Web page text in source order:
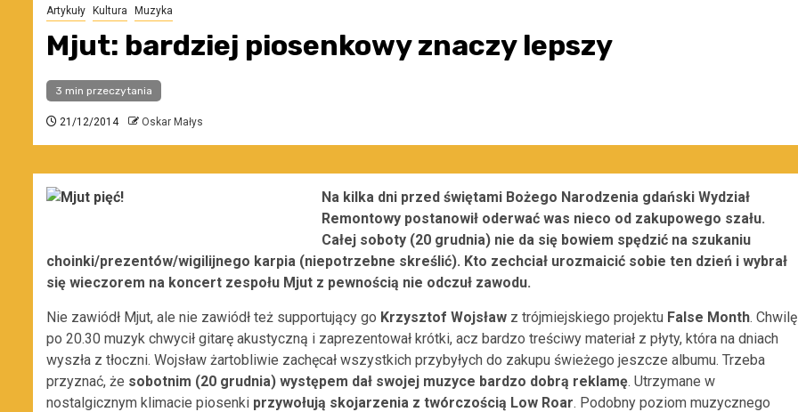
Artykuły Kultura Muzyka
Mjut: bardziej piosenkowy znaczy lepszy
3 min przeczytania
21/12/2014 Oskar Małys
Na kilka dni przed świętami Bożego Narodzenia gdański Wydział
Remontowy postanowił oderwać was nieco od zakupowego szału.
Całej soboty (20 grudnia) nie da się bowiem spędzić na szukaniu
choinki/prezentów/wigilijnego karpia (niepotrzebne skreślić). Kto zechciał urozmaicić sobie ten dzień i wybrał
się wieczorem na koncert zespołu Mjut z pewnością nie odczuł zawodu.
Nie zawiódł Mjut, ale nie zawiódł też supportujący go Krzysztof Wojsław z trójmiejskiego projektu False Month. Chwilę
po 20.30 muzyk chwycił gitarę akustyczną i zaprezentował krótki, acz bardzo treściwy materiał z płyty, która na dniach
wyszła z tłoczni. Wojsław żartobliwie zachęcał wszystkich przybyłych do zakupu świeżego jeszcze albumu. Trzeba
przyznać, że sobotnim (20 grudnia) występem dał swojej muzyce bardzo dobrą reklamę. Utrzymane w
nostalgicznym klimacie piosenki przywołują skojarzenia z twórczością Low Roar. Podobny poziom muzycznego